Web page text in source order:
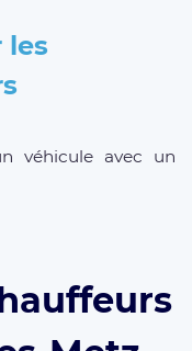
les
véhicule avec un